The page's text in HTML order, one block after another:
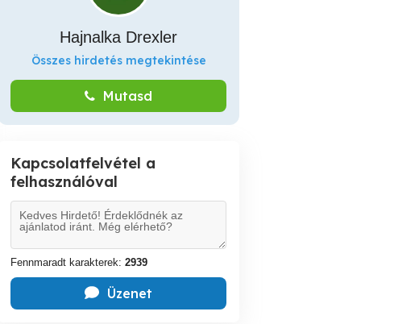
Hajnalka Drexler
Összes hirdetés megtekintése
Mutasd
Kapcsolatfelvétel a
felhasználóval
Fennmaradt karakterek: 2939
Üzenet